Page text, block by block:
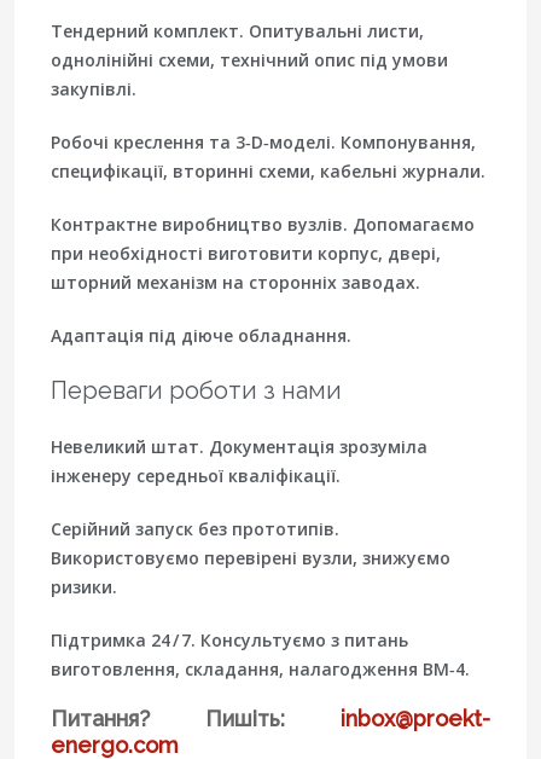
Тендерний комплект. Опитувальні листи,
однолінійні схеми, технічний опис під умови
закупівлі.
Робочі креслення та 3‑D‑моделі. Компонування,
специфікації, вторинні схеми, кабельні журнали.
Контрактне виробництво вузлів. Допомагаємо
при необхідності виготовити корпус, двері,
шторний механізм на сторонніх заводах.
Адаптація під діюче обладнання.
Переваги роботи з нами
Невеликий штат. Документація зрозуміла
інженеру середньої кваліфікації.
Серійний запуск без прототипів.
Використовуємо перевірені вузли, знижуємо
ризики.
Підтримка 24 / 7. Консультуємо з питань
виготовлення, складання, налагодження ВМ‑4.
Питання? Пишіть: inbox@proekt-
energo.com